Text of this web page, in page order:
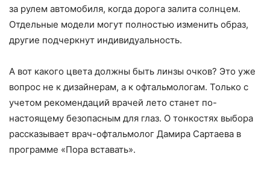
за рулем автомобиля, когда дорога залита солнцем.
Отдельные модели могут полностью изменить образ,
другие подчеркнут индивидуальность.
А вот какого цвета должны быть линзы очков? Это уже
вопрос не к дизайнерам, а к офтальмологам. Только с
учетом рекомендаций врачей лето станет по-
настоящему безопасным для глаз. О тонкостях выбора
рассказывает врач-офтальмолог Дамира Сартаева в
программе «Пора вставать».